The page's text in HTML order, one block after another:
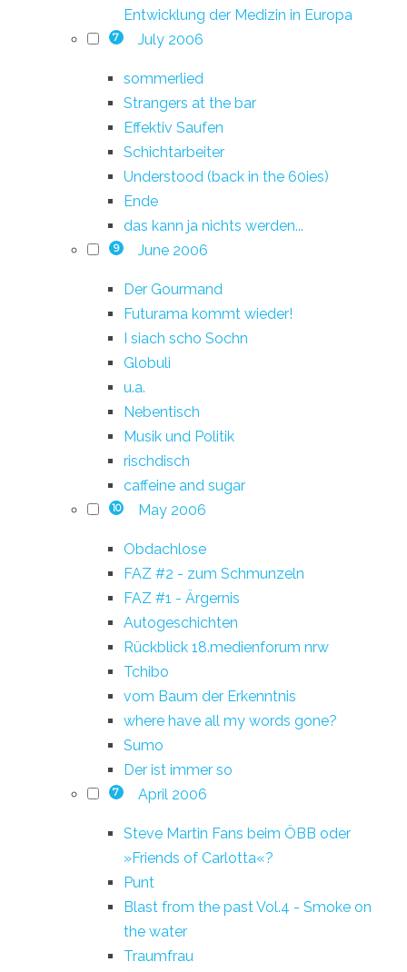
Entwicklung der Medizin in Europa
7 July 2006
sommerlied
Strangers at the bar
Effektiv Saufen
Schichtarbeiter
Understood (back in the 60ies)
Ende
das kann ja nichts werden...
9 June 2006
Der Gourmand
Futurama kommt wieder!
I siach scho Sochn
Globuli
u.a.
Nebentisch
Musik und Politik
rischdisch
caffeine and sugar
10 May 2006
Obdachlose
FAZ #2 - zum Schmunzeln
FAZ #1 - Ärgernis
Autogeschichten
Rückblick 18.medienforum nrw
Tchibo
vom Baum der Erkenntnis
where have all my words gone?
Sumo
Der ist immer so
7 April 2006
Steve Martin Fans beim ÖBB oder
»Friends of Carlotta«?
Punt
Blast from the past Vol.4 - Smoke on
the water
Traumfrau